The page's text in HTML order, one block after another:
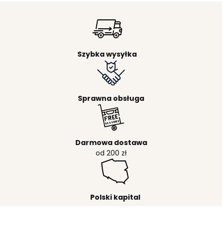
Szybka wysyłka
Sprawna obsługa
Darmowa dostawa
od 200 zł
Polski kapital